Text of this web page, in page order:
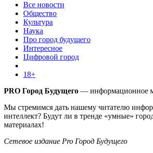
Все новости
Общество
Культура
Наука
Про город будущего
Интересное
Цифровой город
18+
PRO Город Будущего — информационное
Мы стремимся дать нашему читателю
интеллект? Будут ли в тренде «умные»
материалах!
Сетевое издание Pro Город Будущего